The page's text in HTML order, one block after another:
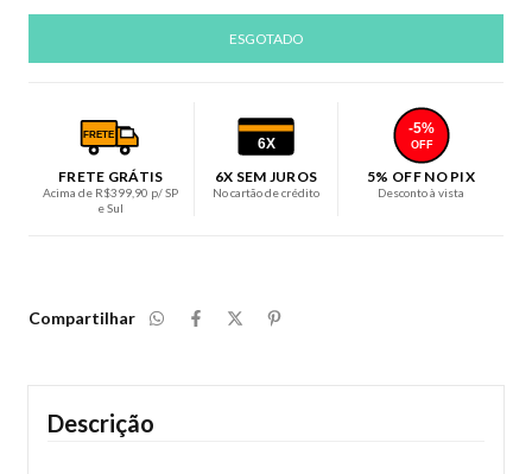
FRETE
FRETE GRÁTIS
Acima de R$399,90 p/ SP
e Sul
6X
6X SEM JUROS
No cartão de crédito
-5%
OFF
5% OFF NO PIX
Desconto à vista
Compartilhar
Descrição